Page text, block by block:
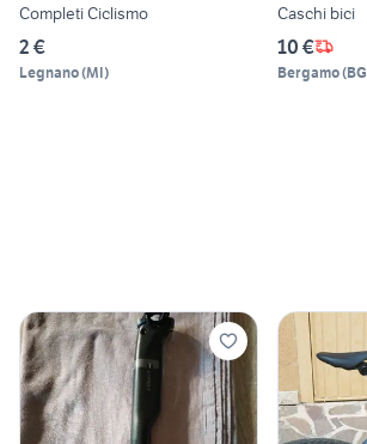
Completi Ciclismo
2 €
Legnano(MI)
Caschi bici
10 €
Bergamo(BG